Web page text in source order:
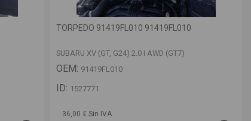
TORPEDO 91419FL010 91419FL010
SUBARU XV (GT, G24) 2.0 I AWD (GT7)
OEM: 91419FL010
ID: 1527771
36,00 € Sin IVA